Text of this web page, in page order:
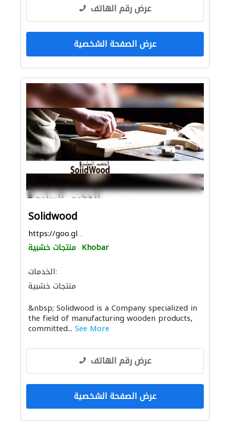
عرض رقم الهاتف
عرض الصفحة الشخصية
Solidwood
https://goo.gl/maps/CM7vUrgJzEDjYN2W6
منتجات خشبية Khobar
الخدمات:
منتجات خشبية
&nbsp; Solidwood is a Company specialized in
the field of manufacturing wooden products,
committed... See More
عرض رقم الهاتف
عرض الصفحة الشخصية